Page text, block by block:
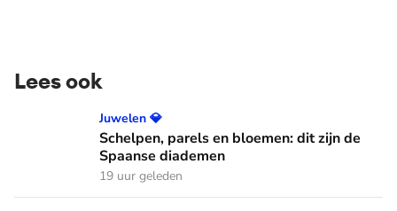
Lees ook
Schelpen, parels en bloemen: dit zijn de Spaanse diademen
Juwelen 💎
Schelpen, parels en bloemen: dit zijn de
Spaanse diademen
19 uur geleden